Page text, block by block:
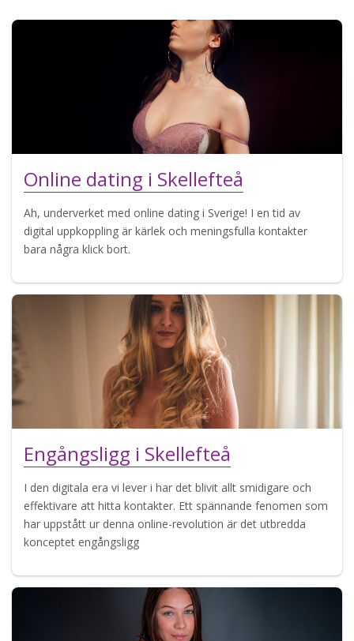
Online dating i Skellefteå
Ah, underverket med online dating i Sverige! I en tid av
digital uppkoppling är kärlek och meningsfulla kontakter
bara några klick bort.
Engångsligg i Skellefteå
I den digitala era vi lever i har det blivit allt smidigare och
effektivare att hitta kontakter. Ett spännande fenomen som
har uppstått ur denna online-revolution är det utbredda
konceptet engångsligg